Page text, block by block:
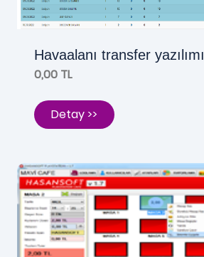
Havaalanı transfer yazılımı
0,00 TL
Detay >>